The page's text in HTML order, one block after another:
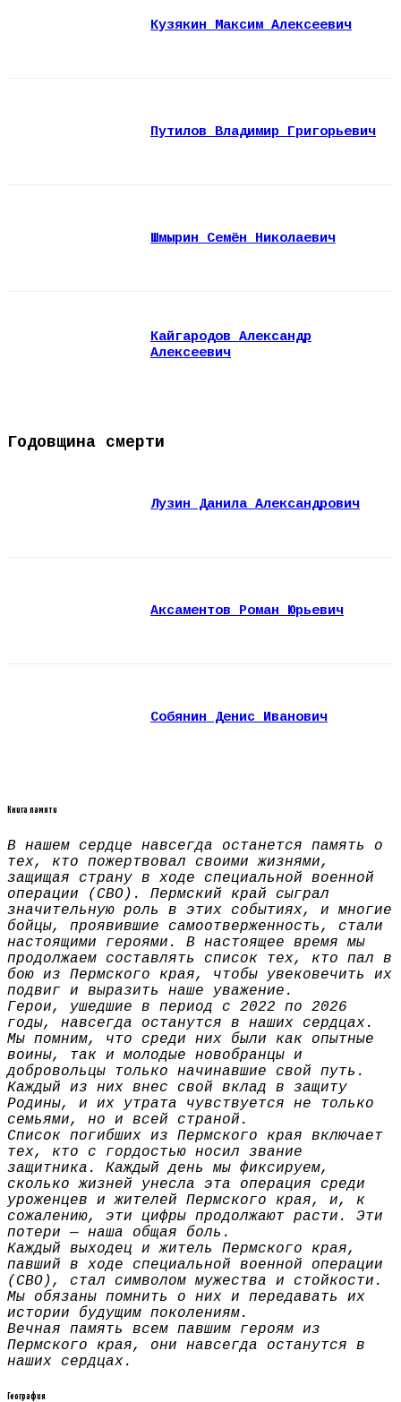
Кузякин Максим Алексеевич
Путилов Владимир Григорьевич
Шмырин Семён Николаевич
Кайгародов Александр
Алексеевич
Годовщина смерти
Лузин Данила Александрович
Аксаментов Роман Юрьевич
Собянин Денис Иванович
Книга памяти
В нашем сердце навсегда останется память о
тех, кто пожертвовал своими жизнями,
защищая страну в ходе специальной военной
операции (СВО). Пермский край сыграл
значительную роль в этих событиях, и многие
бойцы, проявившие самоотверженность, стали
настоящими героями. В настоящее время мы
продолжаем составлять список тех, кто пал в
бою из Пермского края, чтобы увековечить их
подвиг и выразить наше уважение.
Герои, ушедшие в период с 2022 по 2026
годы, навсегда останутся в наших сердцах.
Мы помним, что среди них были как опытные
воины, так и молодые новобранцы и
добровольцы только начинавшие свой путь.
Каждый из них внес свой вклад в защиту
Родины, и их утрата чувствуется не только
семьями, но и всей страной.
Список погибших из Пермского края включает
тех, кто с гордостью носил звание
защитника. Каждый день мы фиксируем,
сколько жизней унесла эта операция среди
уроженцев и жителей Пермского края, и, к
сожалению, эти цифры продолжают расти. Эти
потери — наша общая боль.
Каждый выходец и житель Пермского края,
павший в ходе специальной военной операции
(СВО), стал символом мужества и стойкости.
Мы обязаны помнить о них и передавать их
истории будущим поколениям.
Вечная память всем павшим героям из
Пермского края, они навсегда останутся в
наших сердцах.
География